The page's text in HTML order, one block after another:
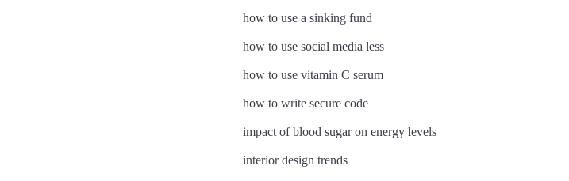
how to use a sinking fund
how to use social media less
how to use vitamin C serum
how to write secure code
impact of blood sugar on energy levels
interior design trends